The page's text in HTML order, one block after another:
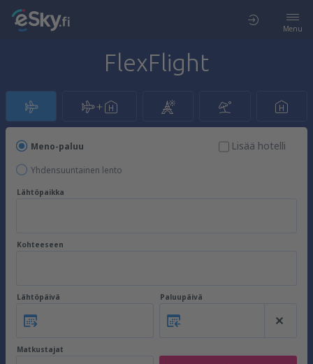
Menu
FlexFlight
Meno-paluu
Yhdensuuntainen lento
Lisää hotelli
Lähtöpaikka
Kohteeseen
Lähtöpäivä Paluupäivä
Matkustajat